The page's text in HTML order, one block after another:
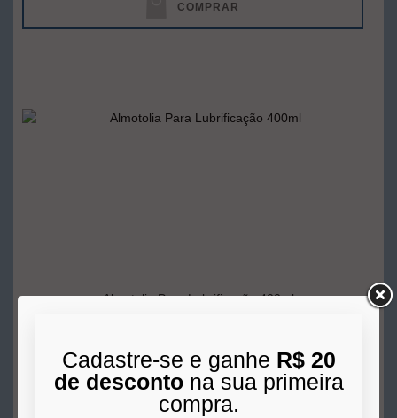
COMPRAR
Almotolia Para Lubrificação 400ml
R$ 40,00
4xdeR$ 10,00s/juros no cartão
Cadastre-se e ganhe R$ 20
de descontona sua primeira
compra.